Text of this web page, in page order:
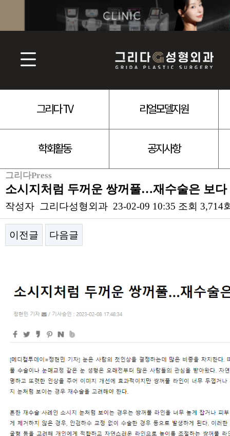
그리다 TV 리얼모델지원
학회활동 공지사항
그리다Press
소시지처럼 두꺼운 쌍꺼풀…재수술은 보다
작성자 그리다성형외과 23-02-09 10:35 조회 3,714
이전글 다음글